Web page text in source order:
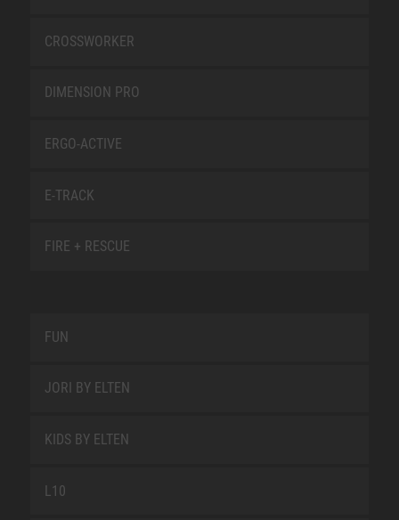
CROSSWORKER
DIMENSION PRO
ERGO-ACTIVE
E-TRACK
FIRE + RESCUE
FUN
JORI BY ELTEN
KIDS BY ELTEN
L10